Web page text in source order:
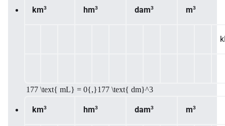
km3 hm3 dam3 m3
177 \text{ mL} = 0{,}177 \text{ dm}^3
km3 hm3 dam3 m3